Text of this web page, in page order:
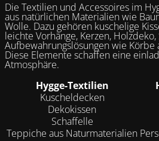
Die Textilien und Accessoires im
aus natürlichen Materialien wie
Wolle. Dazu gehören kuschelige
leichte Vorhänge, Kerzen,
Aufbewahrungslösungen wie Körbe
Diese Elemente schaffen eine
Atmosphäre.
Hygge-Textilien
Kuscheldecken
Dekokissen
Schaffelle
Teppiche aus Naturmaterialien